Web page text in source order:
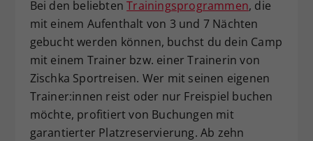
Bei den beliebtenTrainingsprogrammen, die
mit einem Aufenthalt von 3 und 7 Nächten
gebucht werden können, buchst du dein Camp
mit einem Trainer bzw. einer Trainerin von
Zischka Sportreisen. Wer mit seinen eigenen
Trainer:innen reist oder nur Freispiel buchen
möchte, profitiert von Buchungen mit
garantierter Platzreservierung. Ab zehn